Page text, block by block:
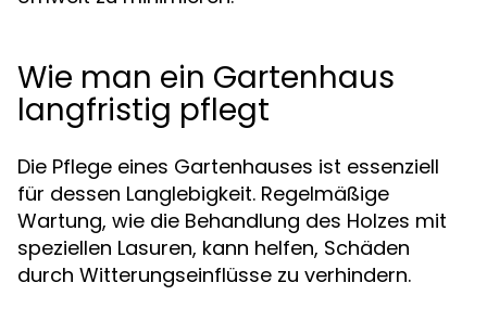
Wie man ein Gartenhaus
langfristig pflegt
Die Pflege eines Gartenhauses ist essenziell
für dessen Langlebigkeit. Regelmäßige
Wartung, wie die Behandlung des Holzes mit
speziellen Lasuren, kann helfen, Schäden
durch Witterungseinflüsse zu verhindern.